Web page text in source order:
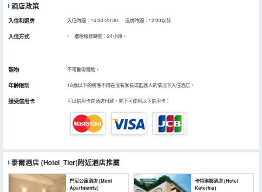
酒店政策
入住和退房 入住時間：14:00-23:30 退房時間：12:00以前
入住方式 櫃枱服務時間：24小時。
寵物 不可攜帶寵物。
年齡限制 18歲以下的房客不得在沒有家長或監護人的情況下入住酒店。
接受信用卡 可以信用卡在酒店付款，閣下可使用以下信用卡：
泰爾酒店(Hotel_Tier)附近酒店推薦
門尼公寓酒店 (Meni
Apartments)
卡特琳娜酒店 (Hotel
Katerina)